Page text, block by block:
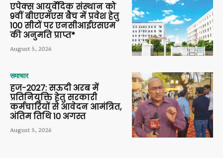
एपेक्स आयुर्वेदिक संस्थान को
9वीं बीएएमएस बैच में प्रवेश हेतु
100 सीटों पर एनसीआईएसएम
की अनुमति प्राप्त*
August 5, 2026
समाचार
हज-2027: सऊदी अरब में
प्रतिनियुक्ति हेतु सरकारी
कर्मचारियों से आवेदन आमंत्रित,
अंतिम तिथि 10 अगस्त
August 5, 2026